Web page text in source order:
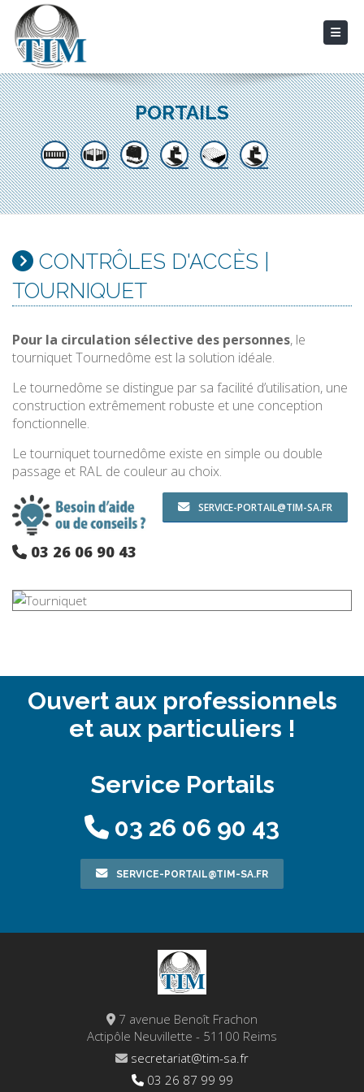
PORTAILS
CONTRÔLES D'ACCÈS |
TOURNIQUET
Pour la circulation sélective des personnes, le
tourniquet Tournedôme est la solution idéale.
Le tournedôme se distingue par sa facilité d’utilisation, une
construction extrêmement robuste et une conception
fonctionnelle.
Le tourniquet tournedôme existe en simple ou double
passage et RAL de couleur au choix.
SERVICE-PORTAIL@TIM-SA.FR
03 26 06 90 43
Ouvert aux professionnels
et aux particuliers !
Service Portails
03 26 06 90 43
SERVICE-PORTAIL@TIM-SA.FR
7 avenue Benoît Frachon
Actipôle Neuvillette - 51100 Reims
secretariat@tim-sa.fr
03 26 87 99 99